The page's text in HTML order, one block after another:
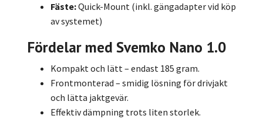
Fäste:Quick-Mount (inkl. gängadapter vid köp
av systemet)
Fördelar med Svemko Nano 1.0
Kompakt och lätt – endast 185 gram.
Frontmonterad – smidig lösning för drivjakt
och lätta jaktgevär.
Effektiv dämpning trots liten storlek.